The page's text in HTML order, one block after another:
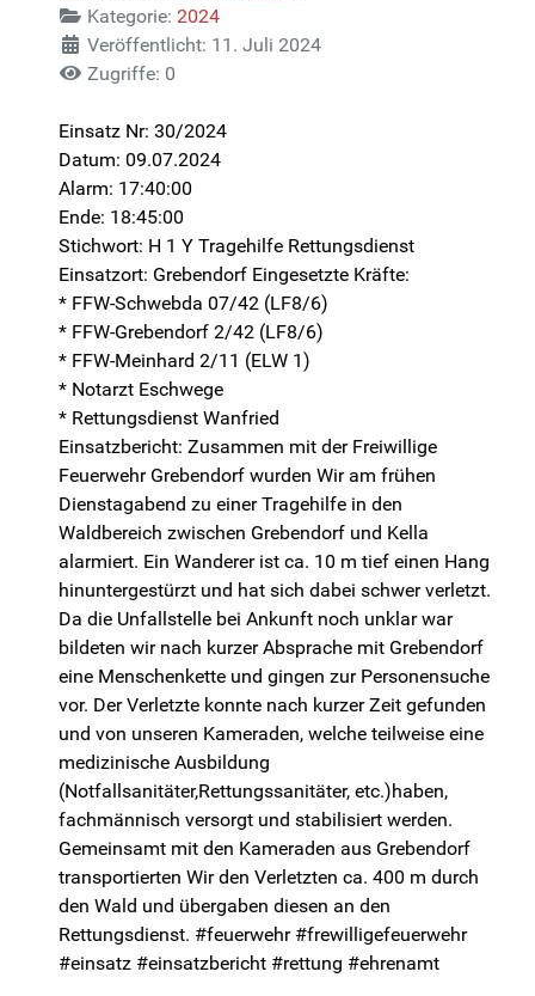
Kategorie: 2024
Veröffentlicht: 11. Juli 2024
Zugriffe: 0
Einsatz Nr: 30/2024
Datum: 09.07.2024
Alarm: 17:40:00
Ende: 18:45:00
Stichwort: H 1 Y Tragehilfe Rettungsdienst
Einsatzort: Grebendorf Eingesetzte Kräfte:
* FFW-Schwebda 07/42 (LF8/6)
* FFW-Grebendorf 2/42 (LF8/6)
* FFW-Meinhard 2/11 (ELW 1)
* Notarzt Eschwege
* Rettungsdienst Wanfried
Einsatzbericht: Zusammen mit der Freiwillige
Feuerwehr Grebendorf wurden Wir am frühen
Dienstagabend zu einer Tragehilfe in den
Waldbereich zwischen Grebendorf und Kella
alarmiert. Ein Wanderer ist ca. 10 m tief einen Hang
hinuntergestürzt und hat sich dabei schwer verletzt.
Da die Unfallstelle bei Ankunft noch unklar war
bildeten wir nach kurzer Absprache mit Grebendorf
eine Menschenkette und gingen zur Personensuche
vor. Der Verletzte konnte nach kurzer Zeit gefunden
und von unseren Kameraden, welche teilweise eine
medizinische Ausbildung
(Notfallsanitäter,Rettungssanitäter, etc.)haben,
fachmännisch versorgt und stabilisiert werden.
Gemeinsamt mit den Kameraden aus Grebendorf
transportierten Wir den Verletzten ca. 400 m durch
den Wald und übergaben diesen an den
Rettungsdienst. #feuerwehr #frewilligefeuerwehr
#einsatz #einsatzbericht #rettung #ehrenamt